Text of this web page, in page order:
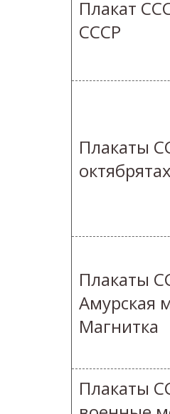
Плакат
СССР
Плакаты
октябрятах
Плакаты
Амурская
Магнитка
Плакаты